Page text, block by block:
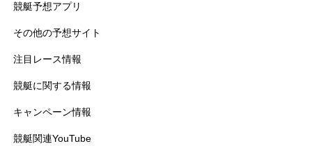
競艇予想アプリ
その他の予想サイト
注目レース情報
競艇に関する情報
キャンペーン情報
競艇関連YouTube